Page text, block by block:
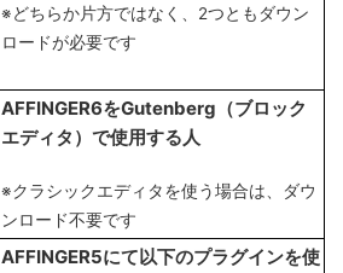
※どちらか片方ではなく、2つともダウン
ロードが必要です
AFFINGER6をGutenberg（ブロック
エディタ）で使用する人
※クラシックエディタを使う場合は、ダウ
ンロード不要です
AFFINGER5にて以下のプラグインを使